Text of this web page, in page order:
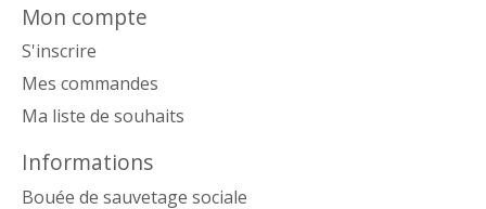
Mon compte
S'inscrire
Mes commandes
Ma liste de souhaits
Informations
Bouée de sauvetage sociale